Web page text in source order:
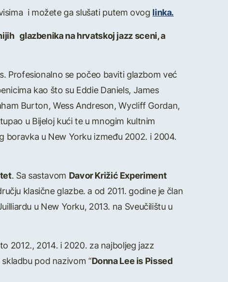
i možete ga slušati putem ovog linka.
glazbenika na hrvatskoj jazz sceni, a
Profesionalno se počeo baviti glazbom već
kao što su Eddie Daniels, James
Burton, Wess Andreson, Wycliff Gordan,
u Bijeloj kući te u mnogim kultnim
boravka u New Yorku između 2002. i 2004.
. Sa sastavom Davor Križić Experiment
klasične glazbe. a od 2011. godine je član
u New Yorku, 2013. na Sveučilištu u
2012., 2014. i 2020. za najboljeg jazz
pod nazivom “Donna Lee is Pissed